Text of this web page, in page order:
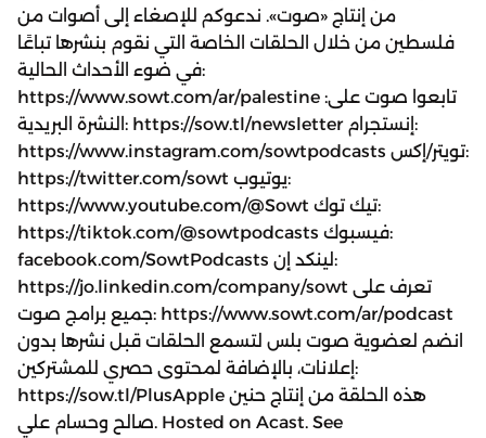
من إنتاج «صوت». ندعوكم للإصغاء إلى أصوات من
فلسطين من خلال الحلقات الخاصة التي نقوم بنشرها تباعًا
في ضوء الأحداث الحالية:
https://www.sowt.com/ar/palestine تابعوا صوت على:
النشرة البريدية: https://sow.tl/newsletter إنستجرام:
https://www.instagram.com/sowtpodcasts تويتر/إكس:
https://twitter.com/sowt يوتيوب:
https://www.youtube.com/@Sowt تيك توك:
https://tiktok.com/@sowtpodcasts فيسبوك:
facebook.com/SowtPodcasts لينكد إن:
https://jo.linkedin.com/company/sowt تعرف على
جميع برامج صوت: https://www.sowt.com/ar/podcast
انضم لعضوية صوت بلس لتسمع الحلقات قبل نشرها بدون
إعلانات، بالإضافة لمحتوى حصري للمشتركين:
https://sow.tl/PlusApple هذه الحلقة من إنتاج حنين
صالح وحسام علي. Hosted on Acast. See